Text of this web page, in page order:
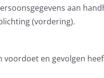
aan
(vordering).
voordoet en gevolgen